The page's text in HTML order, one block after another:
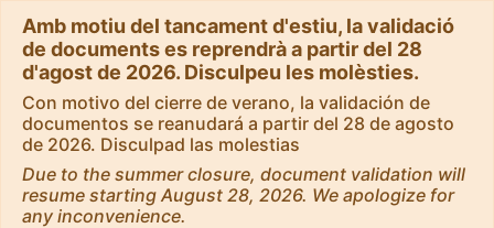
Amb motiu del tancament d'estiu, la validació
de documents es reprendrà a partir del 28
d'agost de 2026. Disculpeu les molèsties.
Con motivo del cierre de verano, la validación de
documentos se reanudará a partir del 28 de agosto
de 2026. Disculpad las molestias
Due to the summer closure, document validation will
resume starting August 28, 2026. We apologize for
any inconvenience.